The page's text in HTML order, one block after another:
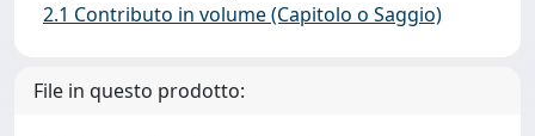
2.1 Contributo in volume (Capitolo o Saggio)
File in questo prodotto: